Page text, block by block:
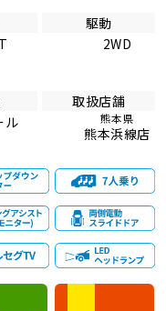
駆動
2WD
ル
取扱店舗
熊本県
熊本浜線店